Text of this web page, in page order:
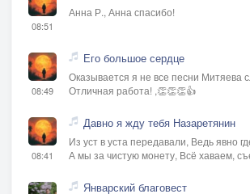
08:51
Анна Р., Анна спасибо!
08:49
Его большое сердце
Оказывается я не все песни Митяева
Отличная работа! ,👏👏👏👍
08:41
Давно я жду тебя Назаретянин
Из уст в уста передавали, Ведь явно
А мы за чистую монету, Всё хаваем,
Январский благовест